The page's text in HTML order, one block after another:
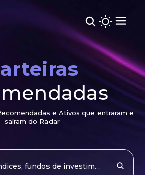
e Ativos que entraram e
saíram do Radar